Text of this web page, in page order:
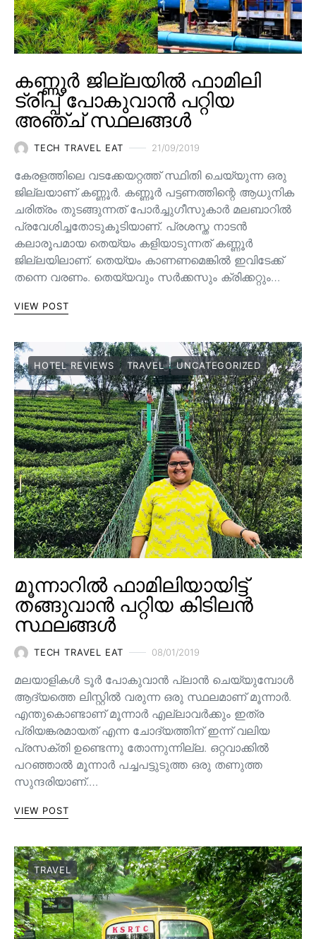
കണ്ണൂർ ജില്ലയിൽ ഫാമിലി
ട്രിപ്പ് പോകുവാൻ പറ്റിയ
അഞ്ച് സ്ഥലങ്ങൾ
TECH TRAVEL EAT 21/09/2019
കേരളത്തിലെ വടക്കേയറ്റത്ത് സ്ഥിതി ചെയ്യുന്ന ഒരു
ജില്ലയാണ് കണ്ണൂർ. കണ്ണൂർ പട്ടണത്തിന്റെ ആധുനിക
ചരിത്രം തുടങ്ങുന്നത് പോർച്ചുഗീസുകാർ മലബാറിൽ
പ്രവേശിച്ചതോടുകൂടിയാണ്. പ്രശസ്ത നാടൻ
കലാരൂപമായ തെയ്യം കളിയാടുന്നത് കണ്ണൂർ
ജില്ലയിലാണ്. തെയ്യം കാണണമെങ്കിൽ ഇവിടേക്ക്
തന്നെ വരണം. തെയ്യവും സര്‍ക്കസും ക്രിക്കറ്റും…
VIEW POST
HOTEL REVIEWS TRAVEL UNCATEGORIZED
മൂന്നാറിൽ ഫാമിലിയായിട്ട്
തങ്ങുവാൻ പറ്റിയ കിടിലൻ
സ്ഥലങ്ങൾ
TECH TRAVEL EAT 08/01/2019
മലയാളികൾ ടൂർ പോകുവാൻ പ്ലാൻ ചെയ്യുമ്പോൾ
ആദ്യത്തെ ലിസ്റ്റിൽ വരുന്ന ഒരു സ്ഥലമാണ് മൂന്നാർ.
എന്തുകൊണ്ടാണ് മൂന്നാർ എല്ലാവർക്കും ഇത്ര
പ്രിയങ്കരമായത് എന്ന ചോദ്യത്തിന് ഇന്ന് വലിയ
പ്രസക്തി ഉണ്ടെന്നു തോന്നുന്നില്ല. ഒറ്റവാക്കിൽ
പറഞ്ഞാൽ മൂന്നാർ പച്ചപട്ടുടുത്ത ഒരു തണുത്ത
സുന്ദരിയാണ്.…
VIEW POST
TRAVEL